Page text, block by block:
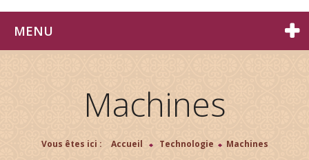
MENU
Machines
Vous êtes ici : Accueil > Technologie > Machines